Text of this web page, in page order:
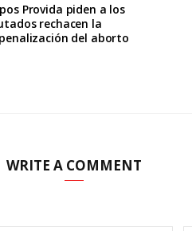
Provida piden a los
rechacen la
del aborto
WRITE A COMMENT